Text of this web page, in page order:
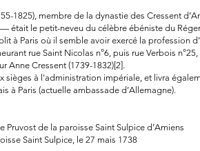
1825), membre de la dynastie des Cressent
était le petit-neveu du célèbre ébéniste du
à Paris où il semble avoir exercé la profession
rue Saint Nicolas n°6, puis rue Verbois
Anne Cressent (1739-1832)[2].
sièges à l'administration impériale, et livra
à Paris (actuelle ambassade d’Allemagne).
Pruvost de la paroisse Saint Sulpice d’Amiens
Saint Sulpice, le 27 mais 1738